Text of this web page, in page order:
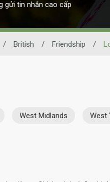
gửi tin nhắn cao cấp
/ British / Friendship /
West Midlands West